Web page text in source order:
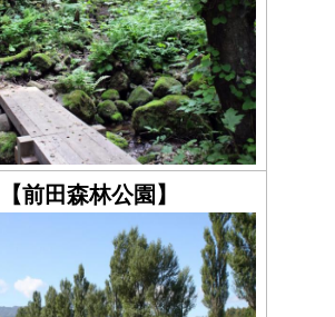
【前田森林公園】